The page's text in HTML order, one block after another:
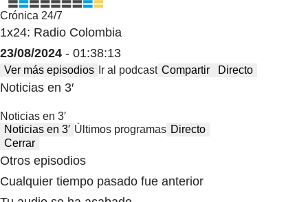
Crónica 24/7
1x24: Radio Colombia
23/08/2024 - 01:38:13
Ver más episodios Ir al podcast Compartir Directo
Noticias en 3′
Noticias en 3′
Noticias en 3′ Últimos programas Directo
Cerrar
Otros episodios
Cualquier tiempo pasado fue anterior